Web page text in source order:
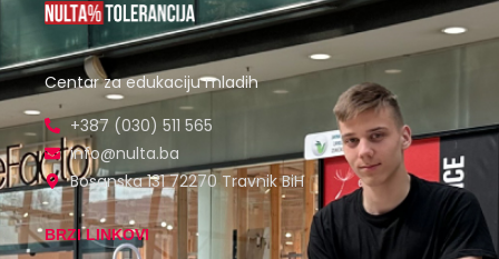
Centar za edukaciju mladih
+387 (030) 511 565
info@nulta.ba
Bosanska 131 72270 Travnik BiH
BRZI LINKOVI